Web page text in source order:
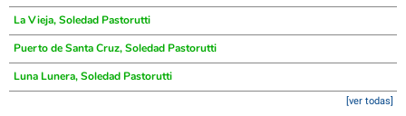
La Vieja, Soledad Pastorutti
Puerto de Santa Cruz, Soledad Pastorutti
Luna Lunera, Soledad Pastorutti
[ver todas]